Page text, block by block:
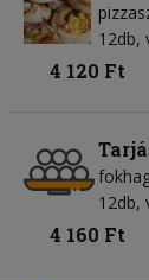
12db,
4 120 Ft
12db,
4 160 Ft